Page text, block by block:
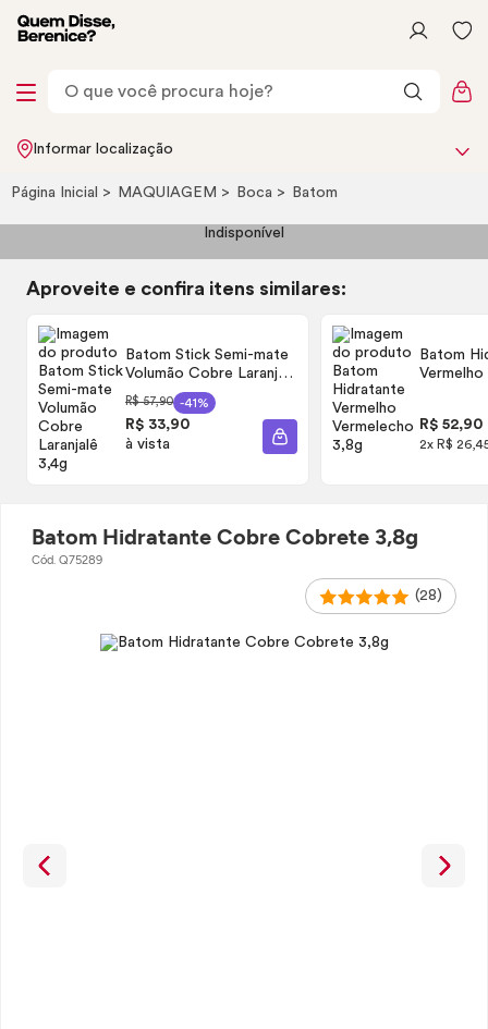
Informar localização
Página Inicial MAQUIAGEM Boca Batom
Indisponível
Aproveite e confira itens similares:
Batom Stick Semi-mate
Volumão Cobre Laranjalê
3,4g
R$ 57,90 -41%
R$ 33,90
à vista
ADICIONAR À SACOLA
Batom
Vermelho
R$ 52,90
2x R$
Batom Hidratante Cobre Cobrete 3,8g
Cód. Q75289
(28)